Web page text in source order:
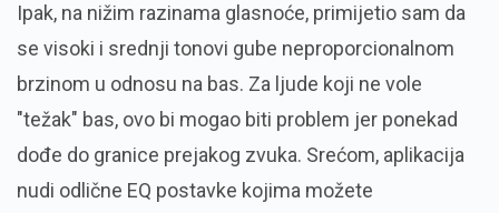
Ipak, na nižim razinama glasnoće, primijetio sam da
se visoki i srednji tonovi gube neproporcionalnom
brzinom u odnosu na bas. Za ljude koji ne vole
"težak" bas, ovo bi mogao biti problem jer ponekad
dođe do granice prejakog zvuka. Srećom, aplikacija
nudi odlične EQ postavke kojima možete